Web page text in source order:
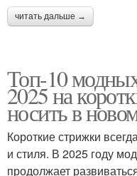
читать дальше →
Топ-10
2025 на
носить в
Короткие стрижки
и стиля. В 2025 году
продолжает